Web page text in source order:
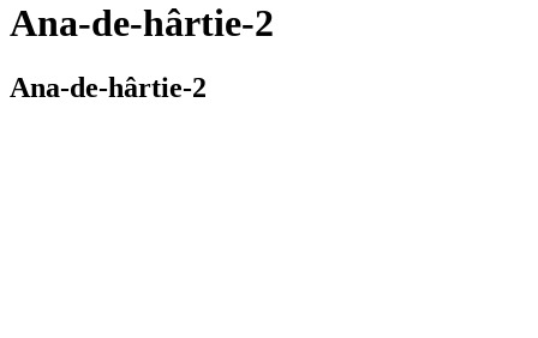
Ana-de-hârtie-2
Ana-de-hârtie-2